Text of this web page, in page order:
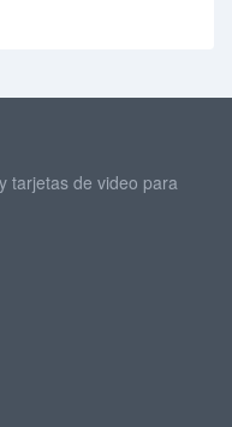
tarjetas de video para